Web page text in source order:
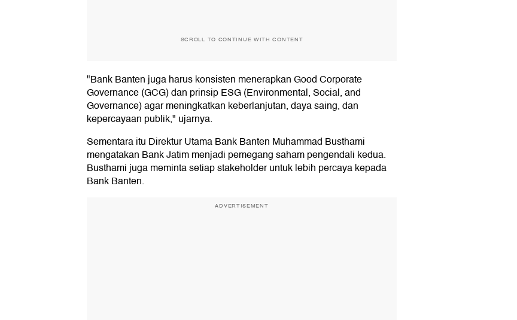
SCROLL TO CONTINUE WITH CONTENT
"Bank Banten juga harus konsisten menerapkan Good Corporate
Governance (GCG) dan prinsip ESG (Environmental, Social, and
Governance) agar meningkatkan keberlanjutan, daya saing, dan
kepercayaan publik," ujarnya.
Sementara itu Direktur Utama Bank Banten Muhammad Busthami
mengatakan Bank Jatim menjadi pemegang saham pengendali kedua.
Busthami juga meminta setiap stakeholder untuk lebih percaya kepada
Bank Banten.
ADVERTISEMENT